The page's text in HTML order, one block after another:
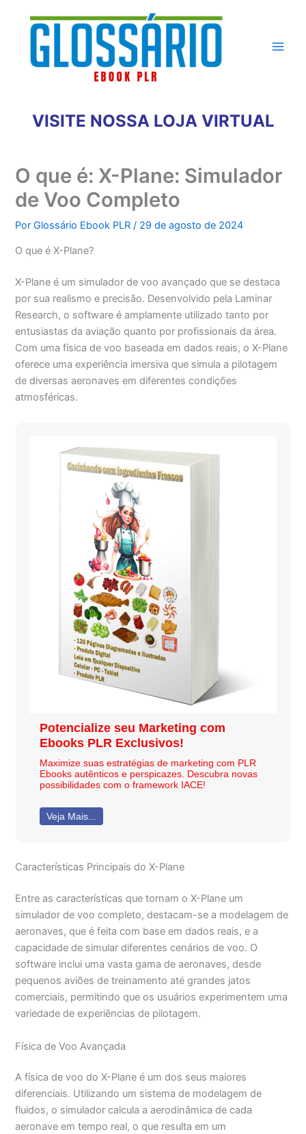
conteúdo
VISITE NOSSA LOJA VIRTUAL
O que é: X-Plane: Simulador
de Voo Completo
PorGlossário Ebook PLR/ 29 de agosto de 2024
O que é X-Plane?
X-Plane é um simulador de voo avançado que se destaca
por sua realismo e precisão. Desenvolvido pela Laminar
Research, o software é amplamente utilizado tanto por
entusiastas da aviação quanto por profissionais da área.
Com uma física de voo baseada em dados reais, o X-Plane
oferece uma experiência imersiva que simula a pilotagem
de diversas aeronaves em diferentes condições
atmosféricas.
Potencialize seu Marketing com
Ebooks PLR Exclusivos!
Maximize suas estratégias de marketing com PLR
Ebooks autênticos e perspicazes. Descubra novas
possibilidades com o framework IACE!
Veja Mais...
Características Principais do X-Plane
Entre as características que tornam o X-Plane um
simulador de voo completo, destacam-se a modelagem de
aeronaves, que é feita com base em dados reais, e a
capacidade de simular diferentes cenários de voo. O
software inclui uma vasta gama de aeronaves, desde
pequenos aviões de treinamento até grandes jatos
comerciais, permitindo que os usuários experimentem uma
variedade de experiências de pilotagem.
Física de Voo Avançada
A física de voo do X-Plane é um dos seus maiores
diferenciais. Utilizando um sistema de modelagem de
fluidos, o simulador calcula a aerodinâmica de cada
aeronave em tempo real, o que resulta em um